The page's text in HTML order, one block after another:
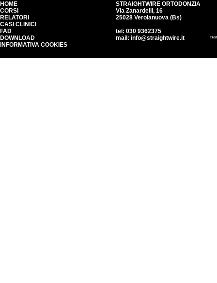
HOME
CORSI
RELATORI
CASI CLINICI
FAD
DOWNLOAD
INFORMATIVA COOKIES
STRAIGHTWIRE ORTODONZIA
Via Zanardelli, 16
25028 Verolanuova (Bs)
tel: 030 9362375
mail: info@straightwire.it